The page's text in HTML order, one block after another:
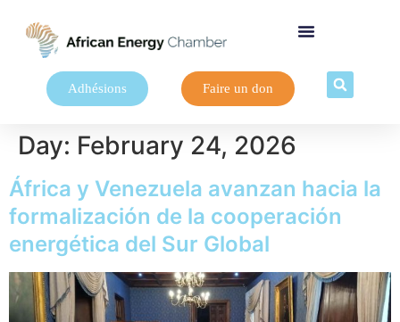
Adhésions Faire un don
Day: February 24, 2026
África y Venezuela avanzan hacia la
formalización de la cooperación
energética del Sur Global